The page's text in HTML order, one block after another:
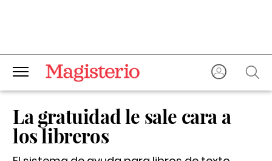
La gratuidad le sale cara a
los libreros